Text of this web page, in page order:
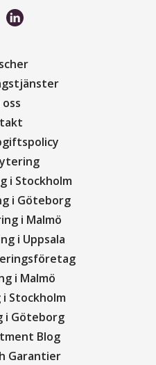
oss
i Stockholm
i Göteborg
i Malmö
i Uppsala
i Malmö
Stockholm
i Göteborg
Blog
Garantier